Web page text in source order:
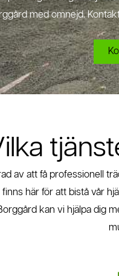
med omnejd.
av att få professionell
här för att bistå vår
kan vi hjälpa dig